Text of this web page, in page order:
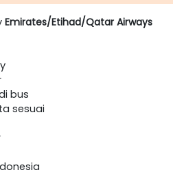
Emirates/Etihad/Qatar Airways
bus
sesuai